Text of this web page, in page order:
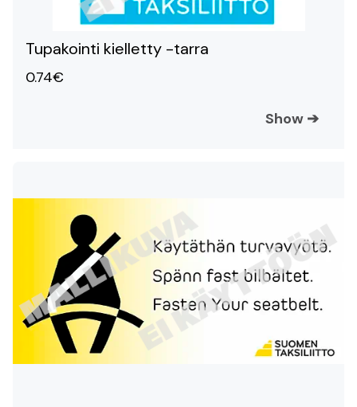
Tupakointi kielletty -tarra
0.74€
Show ➔